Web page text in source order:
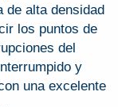
de alta densidad
los puntos de
del
y
una excelente